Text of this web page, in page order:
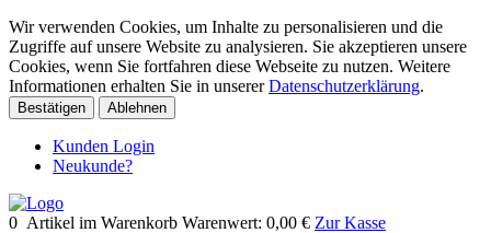
Wir verwenden Cookies, um Inhalte zu personalisieren und die
Zugriffe auf unsere Website zu analysieren. Sie akzeptieren unsere
Cookies, wenn Sie fortfahren diese Webseite zu nutzen. Weitere
Informationen erhalten Sie in unsererDatenschutzerklärung.
Bestätigen Ablehnen
Kunden Login
Neukunde?
0 Artikel im Warenkorb Warenwert: 0,00 € Zur Kasse